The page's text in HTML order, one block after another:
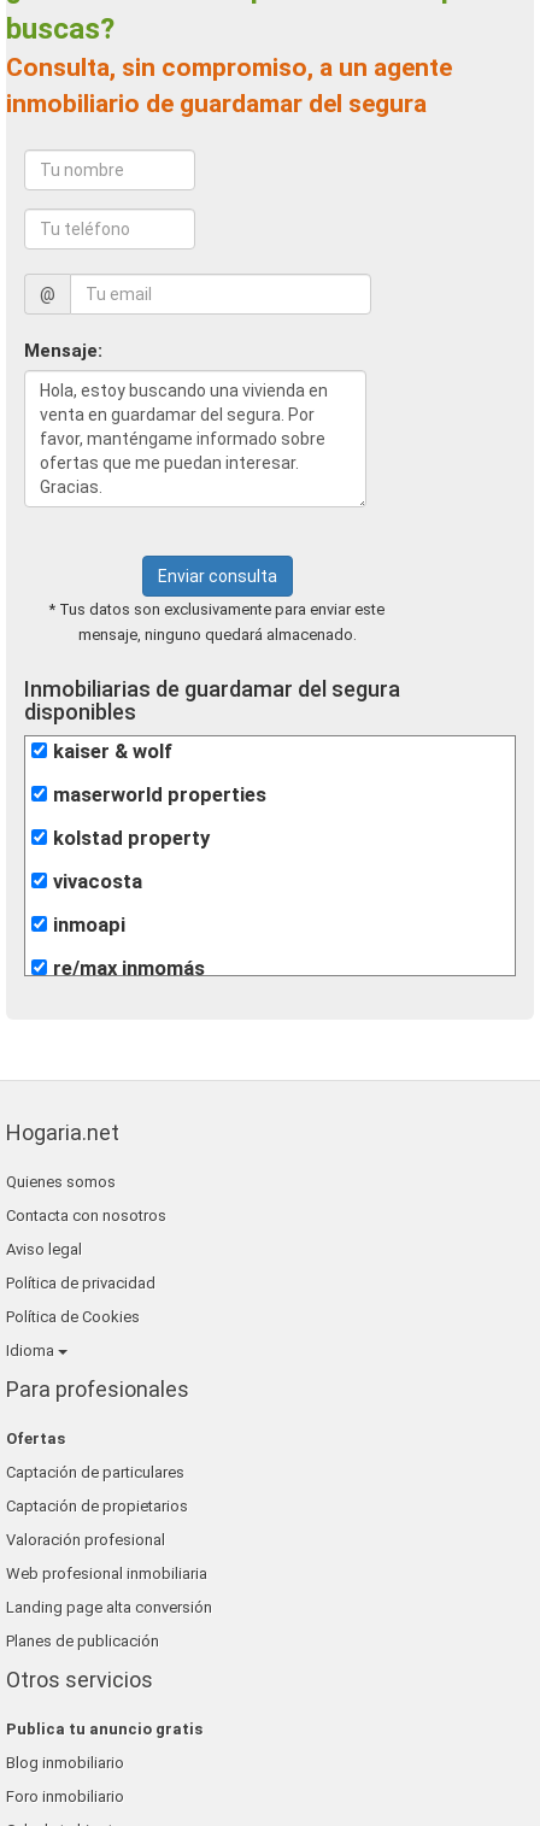
buscas?
Consulta, sin compromiso, a un agente
inmobiliario de guardamar del segura
@
Mensaje:
Enviar consulta
* Tus datos son exclusivamente para enviar este
mensaje, ninguno quedará almacenado.
Inmobiliarias de guardamar del segura
disponibles
kaiser & wolf
maserworld properties
kolstad property
vivacosta
inmoapi
re/max inmomás
Hogaria.net
Quienes somos
Contacta con nosotros
Aviso legal
Política de privacidad
Política de Cookies
Idioma
Para profesionales
Ofertas
Captación de particulares
Captación de propietarios
Valoración profesional
Web profesional inmobiliaria
Landing page alta conversión
Planes de publicación
Otros servicios
Publica tu anuncio gratis
Blog inmobiliario
Foro inmobiliario